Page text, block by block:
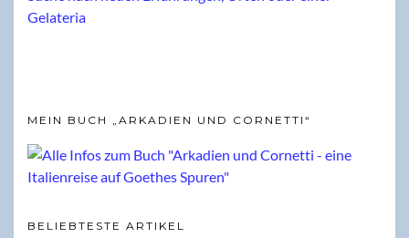
MEIN BUCH „ARKADIEN UND CORNETTI“
BELIEBTESTE ARTIKEL